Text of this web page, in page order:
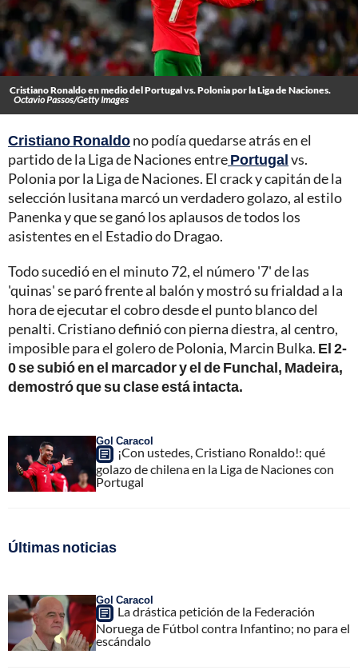
Cristiano Ronaldo en medio del Portugal vs. Polonia por la Liga de Naciones.
Octavio Passos/Getty Images
Cristiano Ronaldono podía quedarse atrás en el
partido de la Liga de Naciones entrePortugalvs.
Polonia por la Liga de Naciones. El crack y capitán de la
selección lusitana marcó un verdadero golazo, al estilo
Panenka y que se ganó los aplausos de todos los
asistentes en el Estadio do Dragao.
Todo sucedió en el minuto 72, el número '7' de las
'quinas' se paró frente al balón y mostró su frialdad a la
hora de ejecutar el cobro desde el punto blanco del
penalti. Cristiano definió con pierna diestra, al centro,
imposible para el golero de Polonia, Marcin Bulka. El 2-
0 se subió en el marcador y el de Funchal, Madeira,
demostró que su clase está intacta.
Gol Caracol
¡Con ustedes, Cristiano Ronaldo!: qué
golazo de chilena en la Liga de Naciones con
Portugal
Últimas noticias
Gol Caracol
La drástica petición de la Federación
Noruega de Fútbol contra Infantino; no para el
escándalo